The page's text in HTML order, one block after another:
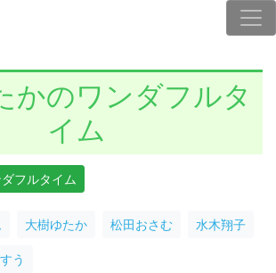
かのワンダフルタ
イム
フルタイム
大樹ゆたか 松田おさむ 水木翔子
う